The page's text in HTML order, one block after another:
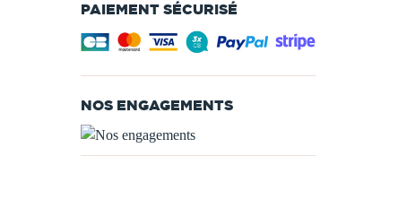
PAIEMENT SÉCURISÉ
NOS ENGAGEMENTS